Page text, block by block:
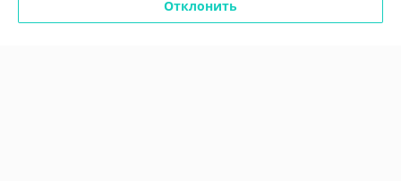
График работы
Отклонить